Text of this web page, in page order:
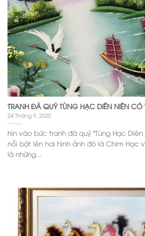
TRANH ĐÁ QUÝ TÙNG HẠC DIÊN NIÊN
24 Tháng 9, 2020
hìn vào bức tranh đá quý "Tùng Hạc
nổi bật lên hai hình ảnh đó là Chim Hạc
là những...